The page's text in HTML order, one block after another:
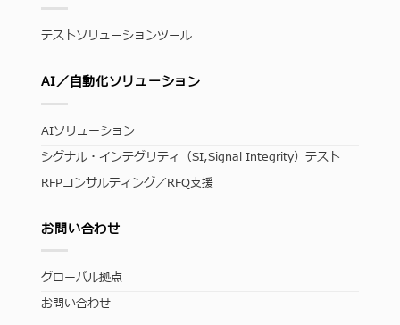
テストソリューションツール
AI／自動化ソリューション
AIソリューション
シグナル・インテグリティ（SI,Signal Integrity）テスト
RFPコンサルティング／RFQ支援
お問い合わせ
グローバル拠点
お問い合わせ